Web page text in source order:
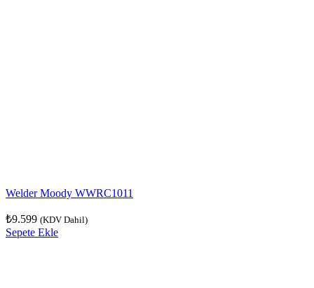
Welder Moody WWRC1011
₺9.599 (KDV Dahil)
Sepete Ekle